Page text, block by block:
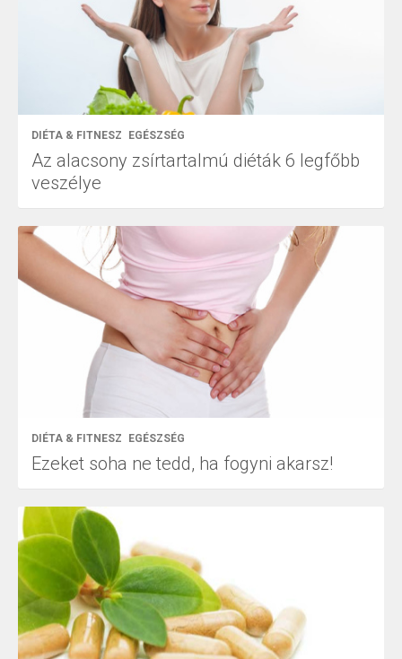
DIÉTA & FITNESZ EGÉSZSÉG
Az alacsony zsírtartalmú diéták 6 legfőbb
veszélye
DIÉTA & FITNESZ EGÉSZSÉG
Ezeket soha ne tedd, ha fogyni akarsz!